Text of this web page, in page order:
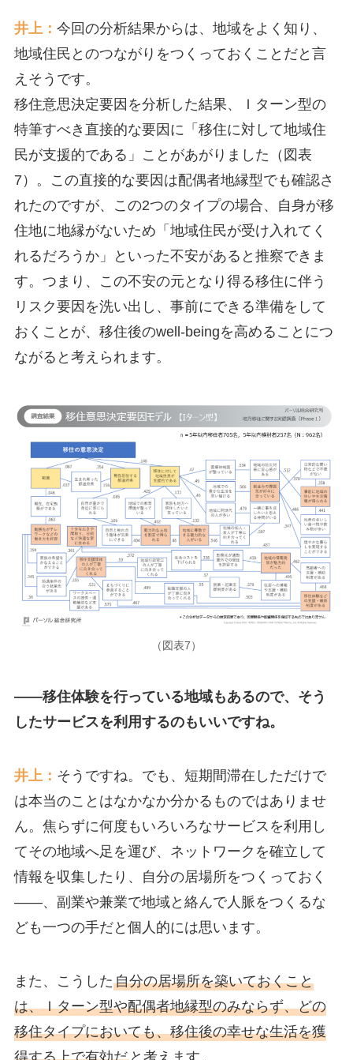
井上： 今回の分析結果からは、地域をよく知り、
地域住民とのつながりをつくっておくことだと言
えそうです。
移住意思決定要因を分析した結果、Ｉターン型の
特筆すべき直接的な要因に「移住に対して地域住
民が支援的である」ことがあがりました（図表
7）。この直接的な要因は配偶者地縁型でも確認さ
れたのですが、この2つのタイプの場合、自身が移
住地に地縁がないため「地域住民が受け入れてく
れるだろうか」といった不安があると推察できま
す。つまり、この不安の元となり得る移住に伴う
リスク要因を洗い出し、事前にできる準備をして
おくことが、移住後のwell-beingを高めることにつ
ながると考えられます。
（図表7）
――移住体験を行っている地域もあるので、そう
したサービスを利用するのもいいですね。
井上： そうですね。でも、短期間滞在しただけで
は本当のことはなかなか分かるものではありませ
ん。焦らずに何度もいろいろなサービスを利用し
てその地域へ足を運び、ネットワークを確立して
情報を収集したり、自分の居場所をつくっておく
――、副業や兼業で地域と絡んで人脈をつくるな
ども一つの手だと個人的には思います。
また、こうした自分の居場所を築いておくこと
は、Ｉターン型や配偶者地縁型のみならず、どの
移住タイプにおいても、移住後の幸せな生活を獲
得する上で有効だと考えます。